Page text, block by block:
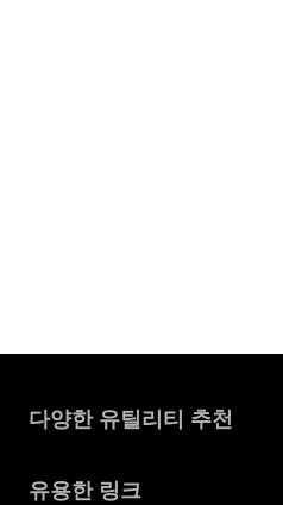
다양한 유틸리티 추천
윈도우 데이터 복구
유용한 링크